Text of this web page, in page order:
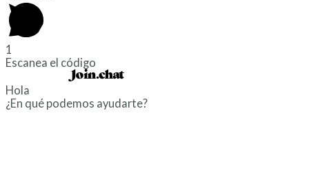
1
Escanea el código
Hola
¿En qué podemos ayudarte?